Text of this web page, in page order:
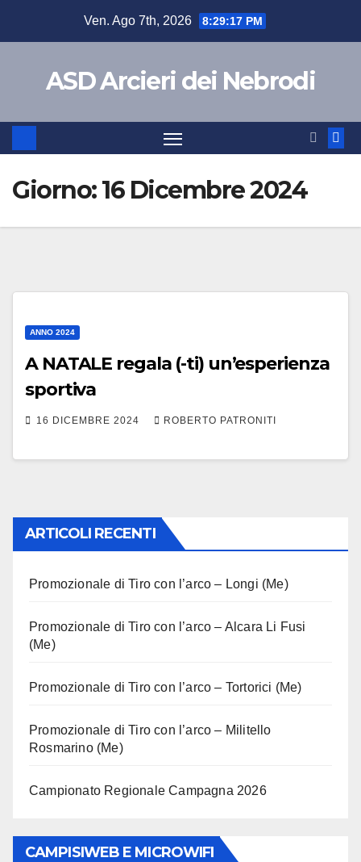
Ven. Ago 7th, 2026 8:29:17 PM
ASD Arcieri dei Nebrodi
Giorno:16 Dicembre 2024
ANNO 2024
A NATALE regala (-ti) un’esperienza
sportiva
16 DICEMBRE 2024 ROBERTO PATRONITI
ARTICOLI RECENTI
Promozionale di Tiro con l’arco – Longi (Me)
Promozionale di Tiro con l’arco – Alcara Li Fusi
(Me)
Promozionale di Tiro con l’arco – Tortorici (Me)
Promozionale di Tiro con l’arco – Militello
Rosmarino (Me)
Campionato Regionale Campagna 2026
CAMPISIWEB E MICROWIFI